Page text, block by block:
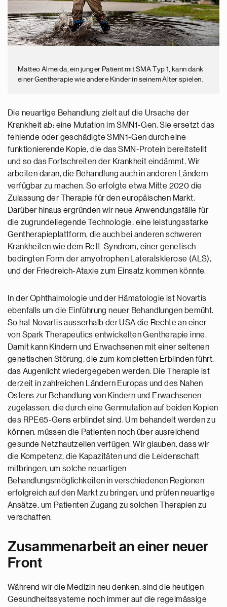
Matteo Almeida, ein junger Patient mit SMA Typ 1, kann dank
einer Gentherapie wie andere Kinder in seinem Alter spielen.
Die neuartige Behandlung zielt auf die Ursache der
Krankheit ab: eine Mutation im SMN1-Gen. Sie ersetzt das
fehlende oder geschädigte SMN1-Gen durch eine
funktionierende Kopie, die das SMN-Protein bereitstellt
und so das Fortschreiten der Krankheit eindämmt. Wir
arbeiten daran, die Behandlung auch in anderen Ländern
verfügbar zu machen. So erfolgte etwa Mitte 2020 die
Zulassung der Therapie für den europäischen Markt.
Darüber hinaus ergründen wir neue Anwendungsfälle für
die zugrundeliegende Technologie, eine leistungsstarke
Gentherapieplattform, die auch bei anderen schweren
Krankheiten wie dem Rett-Syndrom, einer genetisch
bedingten Form der amyotrophen Lateralsklerose (ALS),
und der Friedreich-Ataxie zum Einsatz kommen könnte.
In der Ophthalmologie und der Hämatologie ist Novartis
ebenfalls um die Einführung neuer Behandlungen bemüht.
So hat Novartis ausserhalb der USA die Rechte an einer
von Spark Therapeutics entwickelten Gentherapie inne.
Damit kann Kindern und Erwachsenen mit einer seltenen
genetischen Störung, die zum kompletten Erblinden führt,
das Augenlicht wiedergegeben werden. Die Therapie ist
derzeit in zahlreichen Ländern Europas und des Nahen
Ostens zur Behandlung von Kindern und Erwachsenen
zugelassen, die durch eine Genmutation auf beiden Kopien
des RPE65-Gens erblindet sind. Um behandelt werden zu
können, müssen die Patienten noch über ausreichend
gesunde Netzhautzellen verfügen. Wir glauben, dass wir
die Kompetenz, die Kapazitäten und die Leidenschaft
mitbringen, um solche neuartigen
Behandlungsmöglichkeiten in verschiedenen Regionen
erfolgreich auf den Markt zu bringen, und prüfen neuartige
Ansätze, um Patienten Zugang zu solchen Therapien zu
verschaffen.
Zusammenarbeit an einer neuer
Front
Während wir die Medizin neu denken, sind die heutigen
Gesundheitssysteme noch immer auf die regelmässige